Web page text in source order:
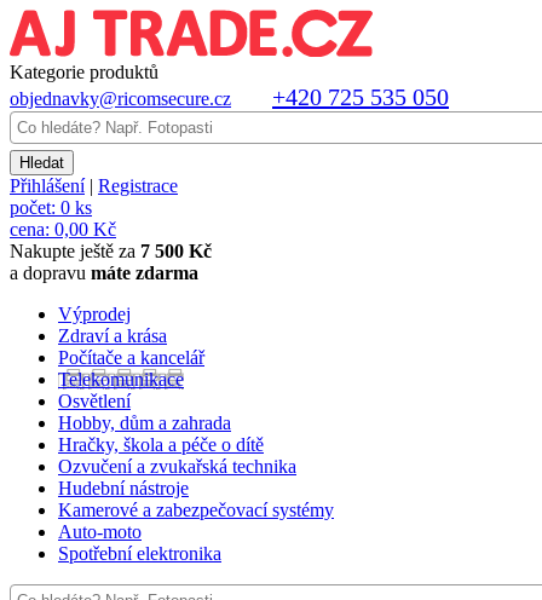
Kategorie produktů
objednavky@ricomsecure.cz
+420 725 535 050
Přihlášení| Registrace
počet: 0 ks
cena: 0,00 Kč
Nakupte ještě za 7 500 Kč
a dopravu máte zdarma
Výprodej
Zdraví a krása
Počítače a kancelář
Telekomunikace
Osvětlení
Hobby, dům a zahrada
Hračky, škola a péče o dítě
Ozvučení a zvukařská technika
Hudební nástroje
Kamerové a zabezpečovací systémy
Auto-moto
Spotřební elektronika